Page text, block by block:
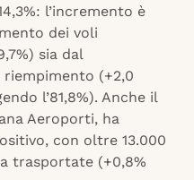
l’incremento è
dei voli
sia dal
(+2,0
l’81,8%). Anche il
Aeroporti, ha
con oltre 13.000
trasportate (+0,8%